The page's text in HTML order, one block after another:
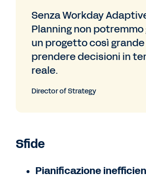
Senza Workday
Planning non
un progetto così
prendere decisioni in
reale.
Director of Strategy
Sfide
Pianificazione